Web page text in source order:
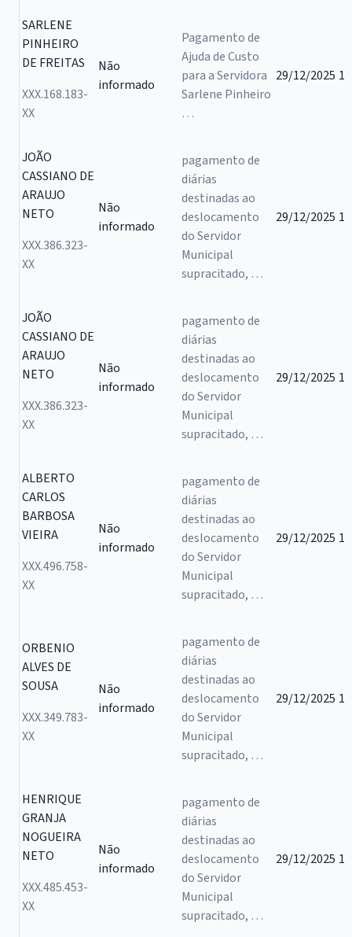
SARLENE
PINHEIRO
DE FREITAS
XXX.168.183-
XX
Não
informado
Pagamento de
Ajuda de Custo
para a Servidora
Sarlene Pinheiro
…
29/12/2025 1
JOÃO
CASSIANO DE
ARAUJO
NETO
XXX.386.323-
XX
Não
informado
pagamento de
diárias
destinadas ao
deslocamento
do Servidor
Municipal
supracitado, …
29/12/2025 1
JOÃO
CASSIANO DE
ARAUJO
NETO
XXX.386.323-
XX
Não
informado
pagamento de
diárias
destinadas ao
deslocamento
do Servidor
Municipal
supracitado, …
29/12/2025 1
ALBERTO
CARLOS
BARBOSA
VIEIRA
XXX.496.758-
XX
Não
informado
pagamento de
diárias
destinadas ao
deslocamento
do Servidor
Municipal
supracitado, …
29/12/2025 1
ORBENIO
ALVES DE
SOUSA
XXX.349.783-
XX
Não
informado
pagamento de
diárias
destinadas ao
deslocamento
do Servidor
Municipal
supracitado, …
29/12/2025 1
HENRIQUE
GRANJA
NOGUEIRA
NETO
XXX.485.453-
XX
Não
informado
pagamento de
diárias
destinadas ao
deslocamento
do Servidor
Municipal
supracitado, …
29/12/2025 1